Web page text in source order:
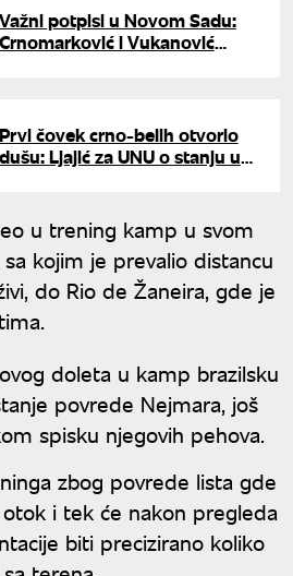
Važni potpisi u Novom Sadu:
Crnomarković i Vukanović
Prvi čovek crno-belih otvorio
dušu: Ljajić za UNU o stanju u
u trening kamp u svom
kojim je prevalio distancu
do Rio de Žaneira, gde je
doleta u kamp brazilsku
povrede Nejmara, još
spisku njegovih pehova.
zbog povrede lista gde
i tek će nakon pregleda
biti precizirano koliko